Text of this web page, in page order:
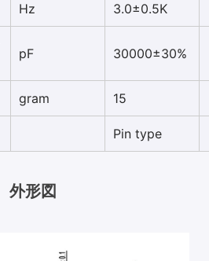
Hz 3.0±0.5K
pF 30000±30%
gram 15
Pin type
外形図